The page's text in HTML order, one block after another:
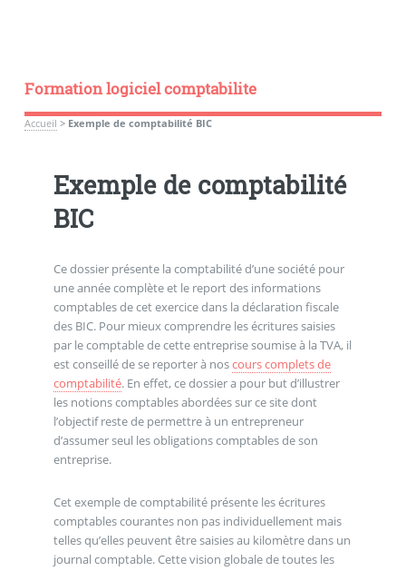
Formation logiciel comptabilite
Accueil > Exemple de comptabilité BIC
Exemple de comptabilité
BIC
Ce dossier présente la comptabilité d’une société pour
une année complète et le report des informations
comptables de cet exercice dans la déclaration fiscale
des BIC. Pour mieux comprendre les écritures saisies
par le comptable de cette entreprise soumise à la TVA, il
est conseillé de se reporter à noscours complets de
comptabilité. En effet, ce dossier a pour but d’illustrer
les notions comptables abordées sur ce site dont
l’objectif reste de permettre à un entrepreneur
d’assumer seul les obligations comptables de son
entreprise.
Cet exemple de comptabilité présente les écritures
comptables courantes non pas individuellement mais
telles qu’elles peuvent être saisies au kilomètre dans un
journal comptable. Cette vision globale de toutes les